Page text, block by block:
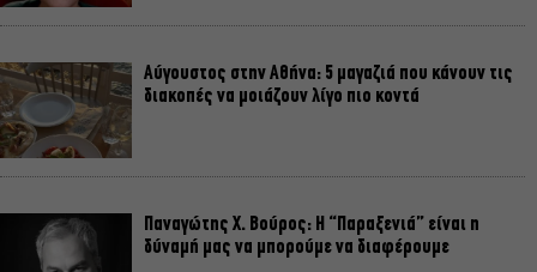
Αύγουστος στην Αθήνα: 5 μαγαζιά που κάνουν τις
διακοπές να μοιάζουν λίγο πιο κοντά
Παναγώτης Χ. Βούρος: Η “Παραξενιά” είναι η
δύναμή μας να μπορούμε να διαφέρουμε